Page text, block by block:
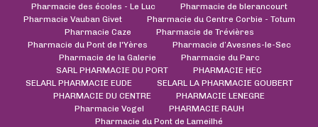
Pharmacie des écoles - Le Luc
Pharmacie de blerancourt
Pharmacie Vauban Givet
Pharmacie du Centre Corbie - Totum
Pharmacie Caze
Pharmacie de Trévières
Pharmacie du Pont de l'Yères
Pharmacie d’Avesnes-le-Sec
Pharmacie de la Galerie
Pharmacie du Parc
SARL PHARMACIE DU PORT
PHARMACIE HEC
SELARL PHARMACIE EUDE
SELARL LA PHARMACIE GOUBERT
PHARMACIE DU CENTRE
PHARMACIE LENEGRE
Pharmacie Vogel
PHARMACIE RAUH
Pharmacie du Pont de Lameilhé